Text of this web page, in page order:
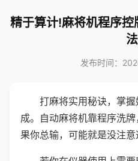
精于算计!麻将机程序
发布时间：
打麻将实用秘诀，掌
成。自动麻将机靠程序洗
果你总输，可能就是没注意